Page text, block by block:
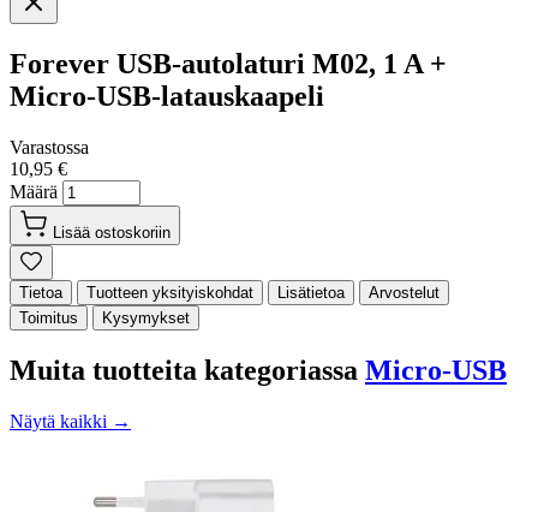
Forever USB-autolaturi M02, 1 A +
Micro-USB-latauskaapeli
Varastossa
10,95 €
Määrä
Lisää ostoskoriin
Tietoa Tuotteen yksityiskohdat Lisätietoa
Arvostelut
Toimitus
Kysymykset
Muita tuotteita kategoriassa Micro-USB
Näytä kaikki →